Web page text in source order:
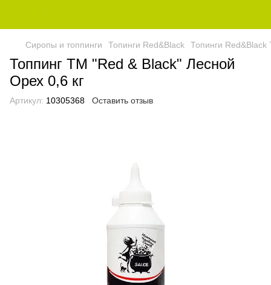
Сиропы и топпинги Топинги Red&Black Топинги
Топпинг ТМ "Red & Black" Лесной
Орех 0,6 кг
Артикул: 10305368 Оставить отзыв